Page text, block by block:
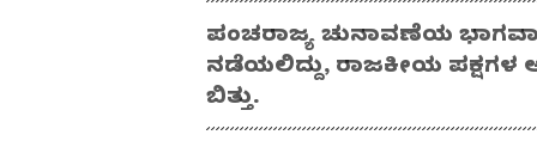
ಪಂಚರಾಜ್ಯ ಚುನಾವಣೆಯ
ನಡೆಯಲಿದ್ದು, ರಾಜಕೀಯ ಪಕ್ಷಗಳ
ಬಿತ್ತು.